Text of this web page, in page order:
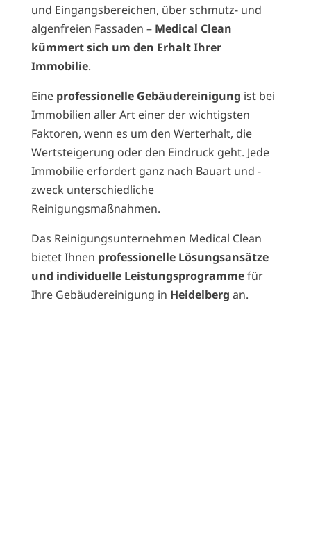
und Eingangsbereichen, über schmutz- und
algenfreien Fassaden – Medical Clean
kümmert sich um den Erhalt Ihrer
Immobilie.
Eine professionelle Gebäudereinigung ist bei
Immobilien aller Art einer der wichtigsten
Faktoren, wenn es um den Werterhalt, die
Wertsteigerung oder den Eindruck geht. Jede
Immobilie erfordert ganz nach Bauart und -
zweck unterschiedliche
Reinigungsmaßnahmen.
Das Reinigungsunternehmen Medical Clean
bietet Ihnen professionelle Lösungsansätze
und individuelle Leistungsprogrammefür
Ihre Gebäudereinigung in Heidelberg an.